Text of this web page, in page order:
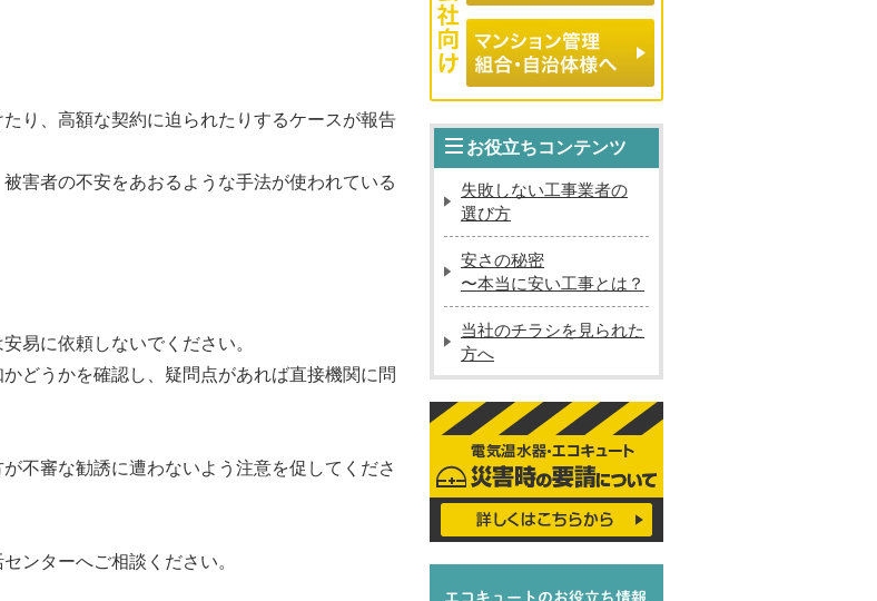
り、高額な契約に迫られたりするケースが報告
被害者の不安をあおるような手法が使われている
易に依頼しないでください。
どうかを確認し、疑問点があれば直接機関に問
不審な勧誘に遭わないよう注意を促してくださ
ンターへご相談ください。
お役立ちコンテンツ
失敗しない工事業者の
選び方
安さの秘密
〜本当に安い工事とは？
当社のチラシを見られた
方へ